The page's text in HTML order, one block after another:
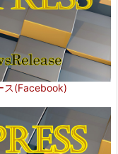
ス(Facebook)